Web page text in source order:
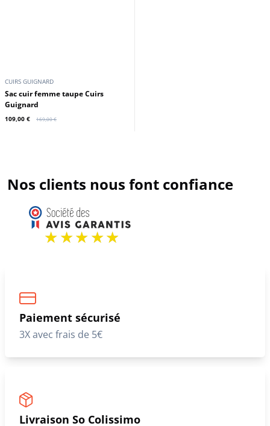
CUIRS GUIGNARD
Sac cuir femme taupe Cuirs
Guignard
109,00 € 169,00 €
Nos clients nous font confiance
Paiement sécurisé
3X avec frais de 5€
Livraison So Colissimo